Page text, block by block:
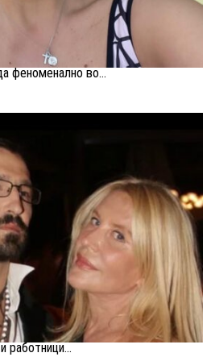
феноменално во...
работници...